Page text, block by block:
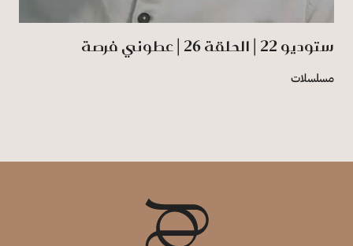
ستوديو 22 | الحلقة 26 | عطوني فرصة
مسلسلات